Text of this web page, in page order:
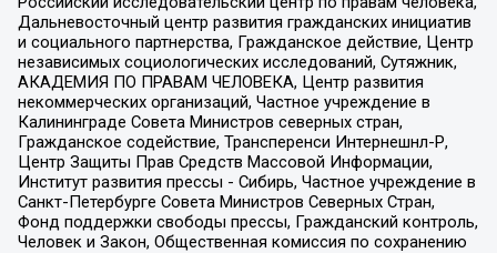
Дальневосточный центр развития гражданских инициатив
и социального партнерства, Гражданское действие, Центр
независимых социологических исследований, Сутяжник,
АКАДЕМИЯ ПО ПРАВАМ ЧЕЛОВЕКА, Центр развития
некоммерческих организаций, Частное учреждение в
Калининграде Совета Министров северных стран,
Гражданское содействие, Трансперенси Интернешнл-Р,
Центр Защиты Прав Средств Массовой Информации,
Институт развития прессы - Сибирь, Частное учреждение в
Санкт-Петербурге Совета Министров Северных Стран,
Фонд поддержки свободы прессы, Гражданский контроль,
Человек и Закон, Общественная комиссия по сохранению